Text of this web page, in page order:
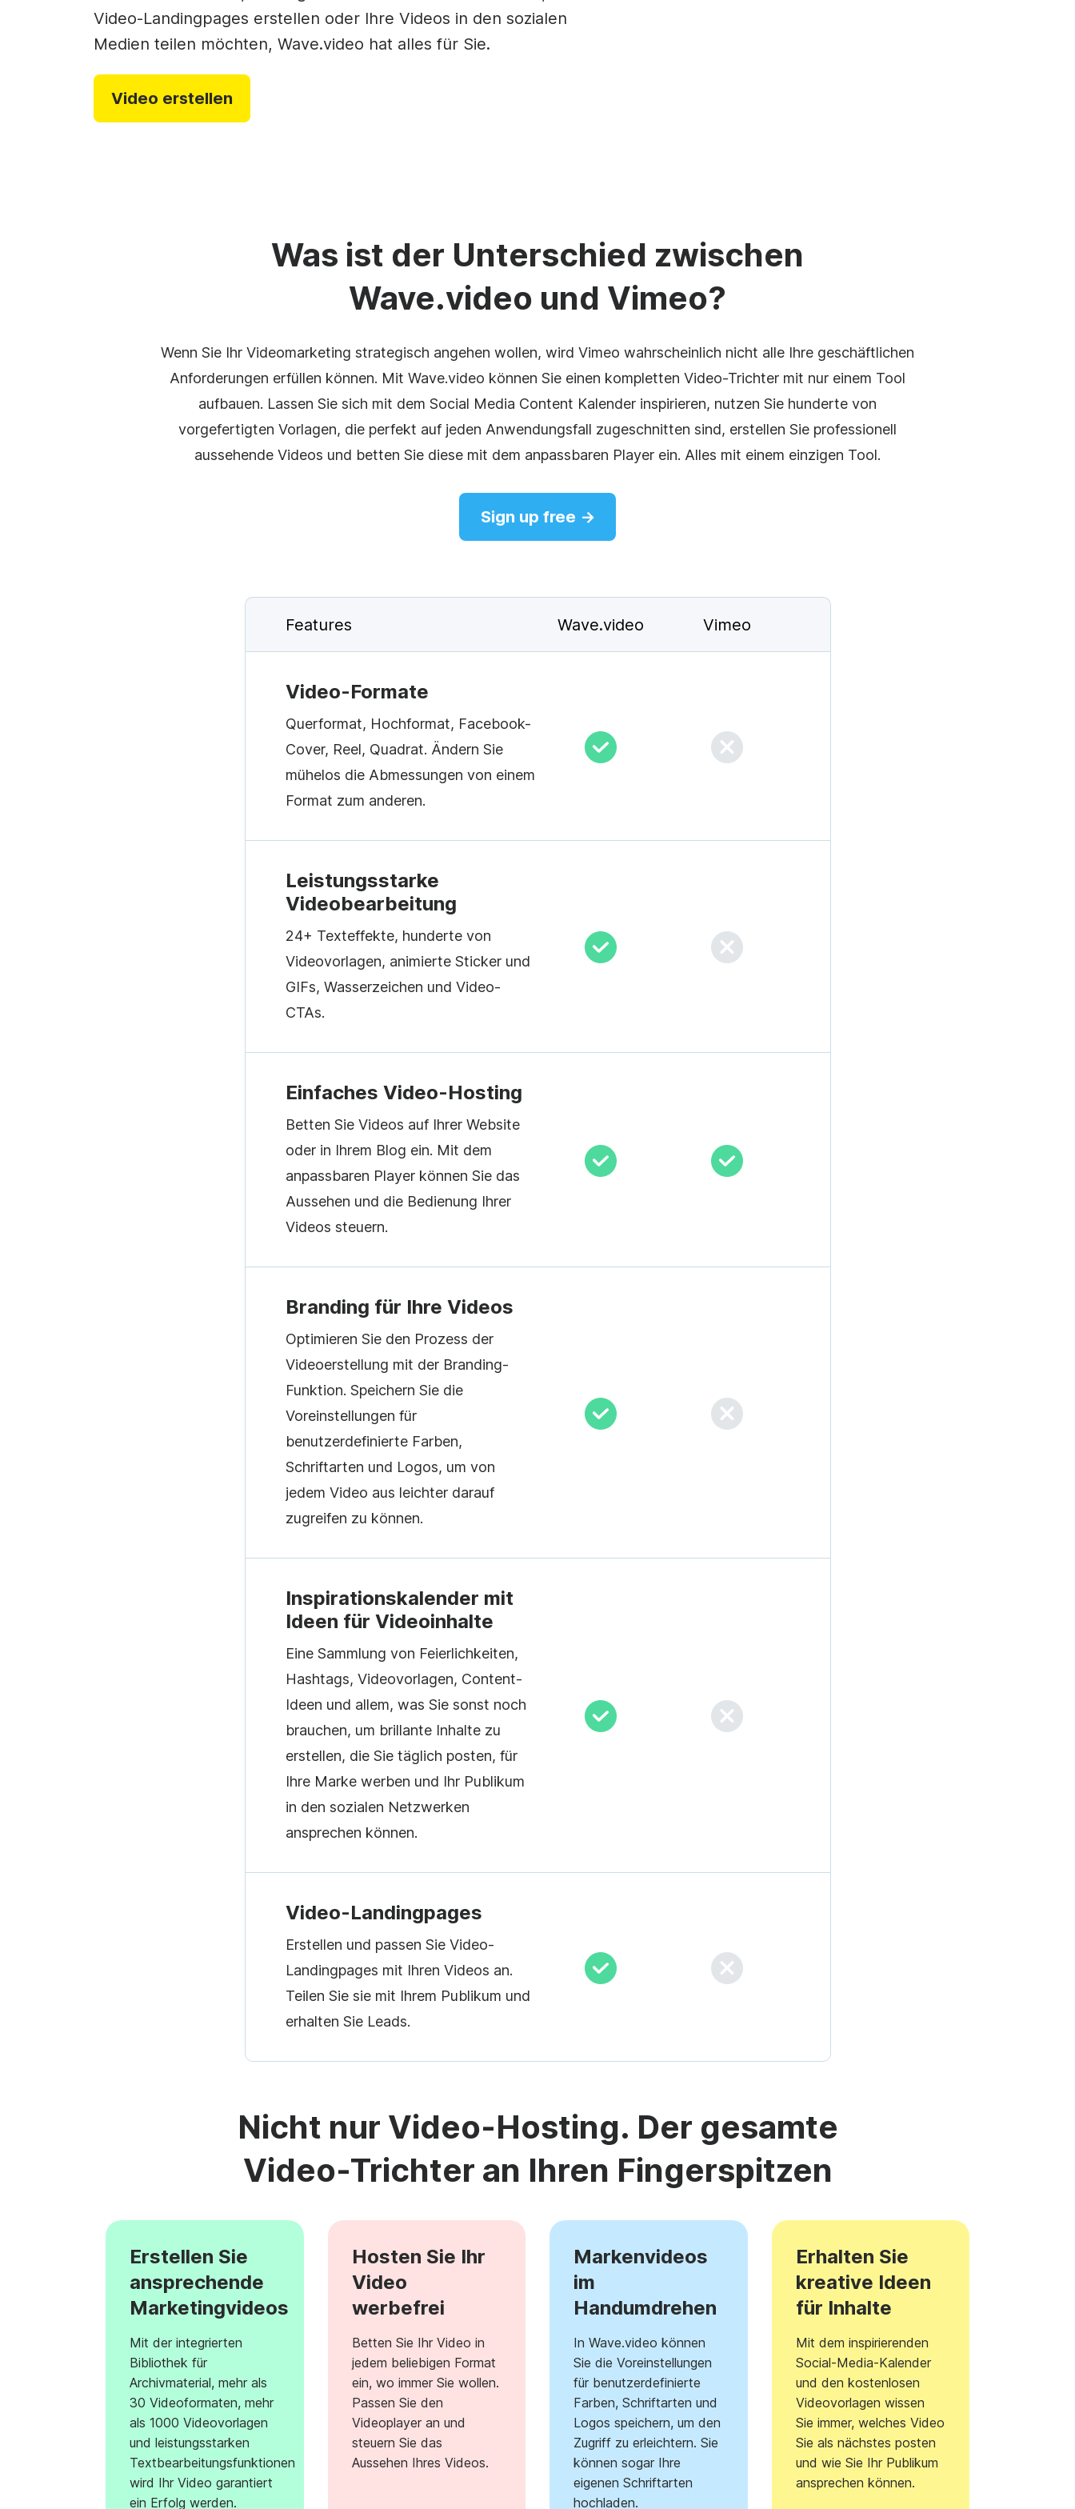
See all → See all →
GIF-Hersteller Untertitler
Video-Landingpages erstellen oder Ihre Videos in den sozialen
Medien teilen möchten, Wave.video hat alles für Sie.
Video erstellen
Templates
YouTube Instagram
Was ist der Unterschied zwischen
Wave.video und Vimeo?
Wenn Sie Ihr Videomarketing strategisch angehen wollen, wird Vimeo wahrscheinlich nicht alle Ihre geschäftlichen
Anforderungen erfüllen können. Mit Wave.video können Sie einen kompletten Video-Trichter mit nur einem Tool
aufbauen. Lassen Sie sich mit dem Social Media Content Kalender inspirieren, nutzen Sie hunderte von
vorgefertigten Vorlagen, die perfekt auf jeden Anwendungsfall zugeschnitten sind, erstellen Sie professionell
aussehende Videos und betten Sie diese mit dem anpassbaren Player ein. Alles mit einem einzigen Tool.
Sign up free →
Features Wave.video Vimeo
Video-Formate
Querformat, Hochformat, Facebook-
Cover, Reel, Quadrat. Ändern Sie
mühelos die Abmessungen von einem
Format zum anderen.
Leistungsstarke
Videobearbeitung
24+ Texteffekte, hunderte von
Videovorlagen, animierte Sticker und
GIFs, Wasserzeichen und Video-
CTAs.
Einfaches Video-Hosting
Betten Sie Videos auf Ihrer Website
oder in Ihrem Blog ein. Mit dem
anpassbaren Player können Sie das
Aussehen und die Bedienung Ihrer
Videos steuern.
Branding für Ihre Videos
Optimieren Sie den Prozess der
Videoerstellung mit der Branding-
Funktion. Speichern Sie die
Voreinstellungen für
benutzerdefinierte Farben,
Schriftarten und Logos, um von
jedem Video aus leichter darauf
zugreifen zu können.
Inspirationskalender mit
Ideen für Videoinhalte
Eine Sammlung von Feierlichkeiten,
Hashtags, Videovorlagen, Content-
Ideen und allem, was Sie sonst noch
brauchen, um brillante Inhalte zu
erstellen, die Sie täglich posten, für
Ihre Marke werben und Ihr Publikum
in den sozialen Netzwerken
ansprechen können.
Video-Landingpages
Erstellen und passen Sie Video-
Landingpages mit Ihren Videos an.
Teilen Sie sie mit Ihrem Publikum und
erhalten Sie Leads.
Nicht nur Video-Hosting. Der gesamte
Video-Trichter an Ihren Fingerspitzen
Erstellen Sie
ansprechende
Marketingvideos
Mit der integrierten
Bibliothek für
Archivmaterial, mehr als
30 Videoformaten, mehr
als 1000 Videovorlagen
und leistungsstarken
Textbearbeitungsfunktionen
wird Ihr Video garantiert
ein Erfolg werden.
Hosten Sie Ihr
Video
werbefrei
Betten Sie Ihr Video in
jedem beliebigen Format
ein, wo immer Sie wollen.
Passen Sie den
Videoplayer an und
steuern Sie das
Aussehen Ihres Videos.
Markenvideos
im
Handumdrehen
In Wave.video können
Sie die Voreinstellungen
für benutzerdefinierte
Farben, Schriftarten und
Logos speichern, um den
Zugriff zu erleichtern. Sie
können sogar Ihre
eigenen Schriftarten
hochladen.
Erhalten Sie
kreative Ideen
für Inhalte
Mit dem inspirierenden
Social-Media-Kalender
und den kostenlosen
Videovorlagen wissen
Sie immer, welches Video
Sie als nächstes posten
und wie Sie Ihr Publikum
ansprechen können.